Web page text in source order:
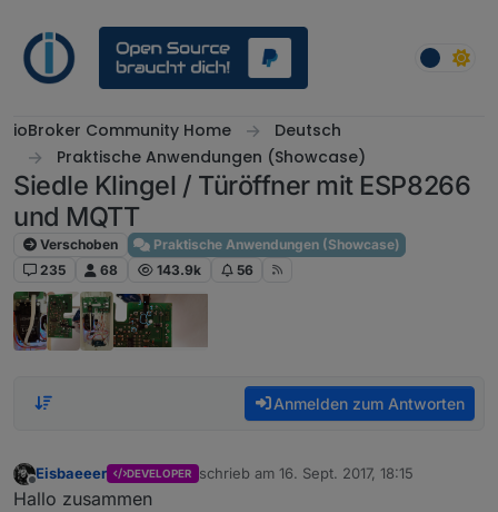
ioBroker Community Home
Deutsch
Praktische Anwendungen (Showcase)
Siedle Klingel / Türöffner mit ESP8266
und MQTT
Verschoben
Praktische Anwendungen (Showcase)
235
68 143.9k 56
Anmelden zum Antworten
Offline
Eisbaeeer DEVELOPER schrieb am 16. Sept. 2017, 18:15
zuletzt editiert von9. Mai 2018, 20:39
Hallo zusammen